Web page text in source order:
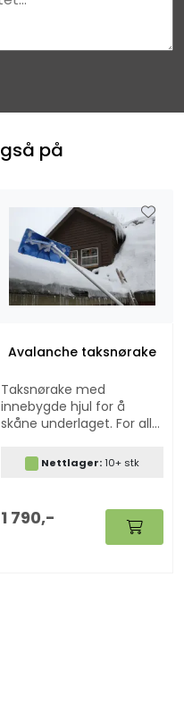
på
Avalanche taksnørake
Taksnørake med
innebygde hjul for å
skåne underlaget. For alle
meter.Nettlager:10+ stk
1 790,-